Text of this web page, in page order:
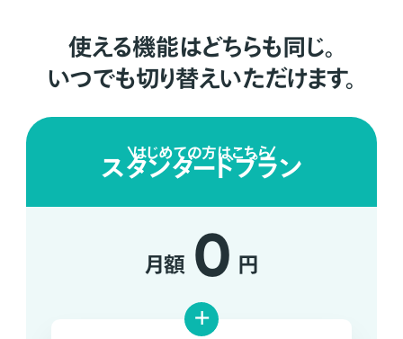
使える機能はどちらも同じ。
いつでも切り替えいただけます。
はじめての方はこちら
スタンダードプラン
月額 0 円
+